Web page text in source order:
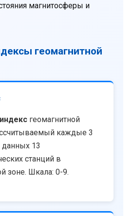
магнитосферы и
геомагнитной
геомагнитной
каждые 3
данных 13
станций в
зоне. Шкала: 0-9.